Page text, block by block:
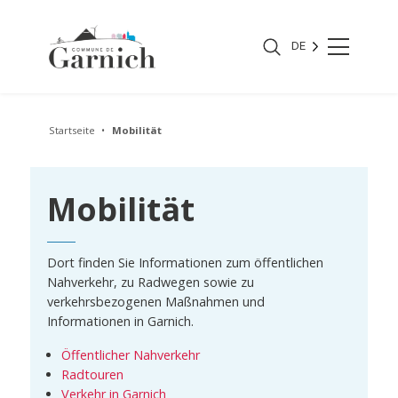
DE
Startseite Mobilität
Mobilität
Dort finden Sie Informationen zum öffentlichen
Nahverkehr, zu Radwegen sowie zu
verkehrsbezogenen Maßnahmen und
Informationen in Garnich.
Öffentlicher Nahverkehr
Radtouren
Verkehr in Garnich